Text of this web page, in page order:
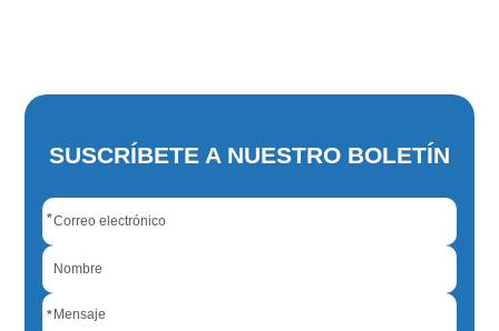
SUSCRÍBETE A NUESTRO BOLETÍN
*
*